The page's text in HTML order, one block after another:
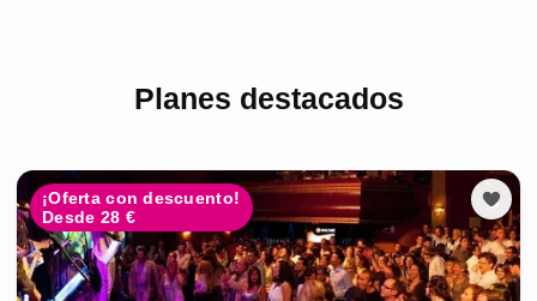
Planes destacados
¡Oferta con descuento!
Desde 28 €